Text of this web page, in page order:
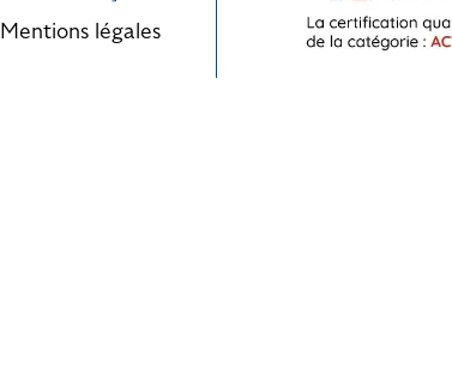
Mentions légales